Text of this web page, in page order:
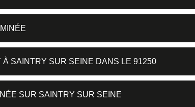
SAINTRY SUR SEINE DANS LE 91250
SUR SAINTRY SUR SEINE